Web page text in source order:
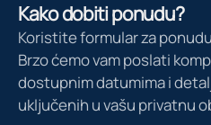
Kako dobiti ponudu?
Koristite formular za
Brzo ćemo vam poslati
dostupnim datumima i
uključenih u vašu privatnu